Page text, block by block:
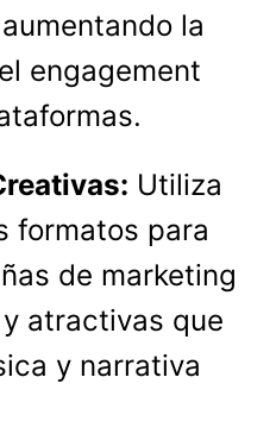
la
engagement
Utiliza
formatos para
de marketing
atractivas que
y narrativa